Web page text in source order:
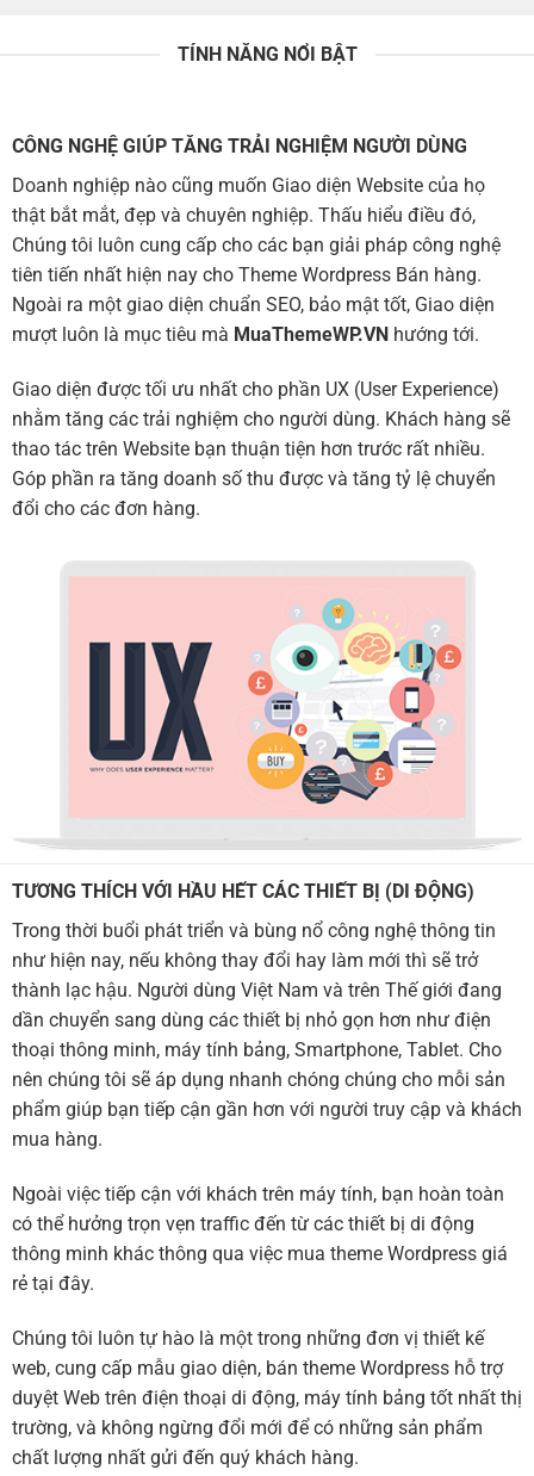
TÍNH NĂNG NỔI BẬT
CÔNG NGHỆ GIÚP TĂNG TRẢI NGHIỆM NGƯỜI DÙNG
Doanh nghiệp nào cũng muốn Giao diện Website của họ
thật bắt mắt, đẹp và chuyên nghiệp. Thấu hiểu điều đó,
Chúng tôi luôn cung cấp cho các bạn giải pháp công nghệ
tiên tiến nhất hiện nay cho Theme Wordpress Bán hàng.
Ngoài ra một giao diện chuẩn SEO, bảo mật tốt, Giao diện
mượt luôn là mục tiêu mà MuaThemeWP.VN hướng tới.
Giao diện được tối ưu nhất cho phần UX (User Experience)
nhằm tăng các trải nghiệm cho người dùng. Khách hàng sẽ
thao tác trên Website bạn thuận tiện hơn trước rất nhiều.
Góp phần ra tăng doanh số thu được và tăng tỷ lệ chuyển
đổi cho các đơn hàng.
TƯƠNG THÍCH VỚI HẦU HẾT CÁC THIẾT BỊ (DI ĐỘNG)
Trong thời buổi phát triển và bùng nổ công nghệ thông tin
như hiện nay, nếu không thay đổi hay làm mới thì sẽ trở
thành lạc hậu. Người dùng Việt Nam và trên Thế giới đang
dần chuyển sang dùng các thiết bị nhỏ gọn hơn như điện
thoại thông minh, máy tính bảng, Smartphone, Tablet. Cho
nên chúng tôi sẽ áp dụng nhanh chóng chúng cho mỗi sản
phẩm giúp bạn tiếp cận gần hơn với người truy cập và khách
mua hàng.
Ngoài việc tiếp cận với khách trên máy tính, bạn hoàn toàn
có thể hưởng trọn vẹn traffic đến từ các thiết bị di động
thông minh khác thông qua việc mua theme Wordpress giá
rẻ tại đây.
Chúng tôi luôn tự hào là một trong những đơn vị thiết kế
web, cung cấp mẫu giao diện, bán theme Wordpress hỗ trợ
duyệt Web trên điện thoại di động, máy tính bảng tốt nhất thị
trường, và không ngừng đổi mới để có những sản phẩm
chất lượng nhất gửi đến quý khách hàng.